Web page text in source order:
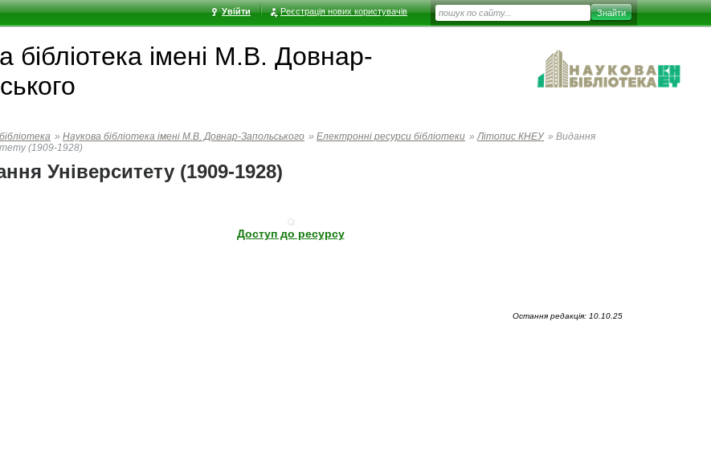
Увійти Реєстрація нових користувачів
бібліотека імені М.В. Довнар-
» Наукова бібліотека імені М.В. Довнар-Запольського » Електронні ресурси бібліотеки » Літопис КНЕУ » Видання
(1909-1928)
Університету (1909-1928)
Доступ до ресурсу
Остання редакція: 10.10.25